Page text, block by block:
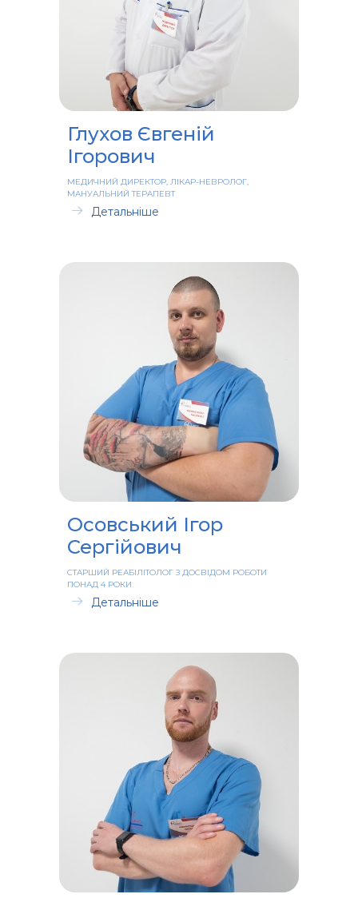
Глухов Євгеній
Ігорович
МЕДИЧНИЙ ДИРЕКТОР, ЛІКАР-НЕВРОЛОГ,
МАНУАЛЬНИЙ ТЕРАПЕВТ
Детальніше
Осовський Ігор
Сергійович
СТАРШИЙ РЕАБІЛІТОЛОГ З ДОСВІДОМ РОБОТИ
ПОНАД 4 РОКИ
Детальніше